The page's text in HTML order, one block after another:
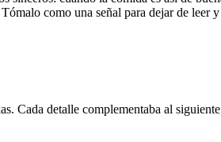
como una señal para dejar de
detalle complementaba al